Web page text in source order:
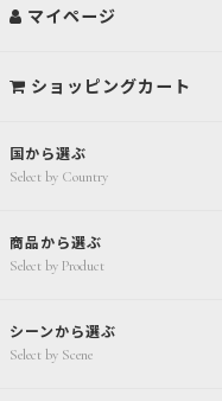
国から選ぶ
Select by Country
商品から選ぶ
Select by Product
シーンから選ぶ
Select by Scene
マイページ
ショッピングカート